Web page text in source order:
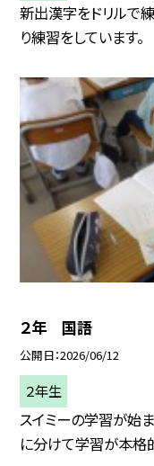
新出漢字をドリルで
り練習をしています。
２年 国語
公開日 2026/06/12
２年生
スイミーの学習が始
に分けて学習が本格